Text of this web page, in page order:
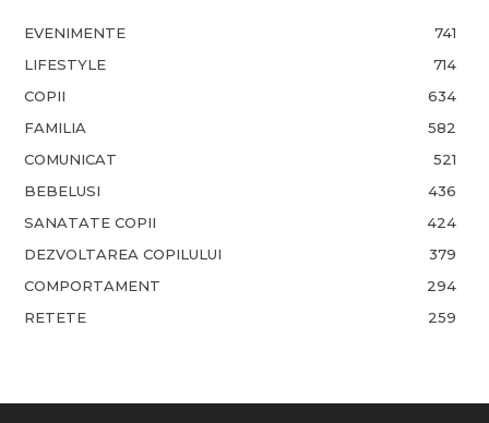
EVENIMENTE
741
LIFESTYLE
714
COPII
634
FAMILIA
582
COMUNICAT
521
BEBELUSI
436
SANATATE COPII
424
DEZVOLTAREA COPILULUI
379
COMPORTAMENT
294
RETETE
259